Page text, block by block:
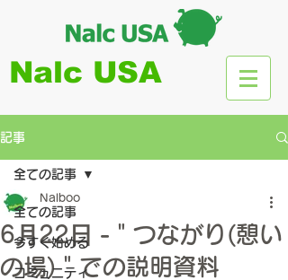
Nalc USA
記事
全ての記事
今すぐ始める
コミュニティ
全ての記事
6⽉22⽇ -＂つながり(憩い
の場)＂での説明資料
Nalboo